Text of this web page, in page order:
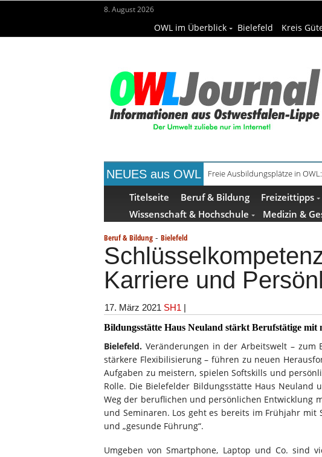
8. August 2026
OWL im Überblick Bielefeld Kreis
NEUES aus OWL
Freie Ausbildungsplätze in
Recyclingpapier in Küche und
Titelseite Beruf & Bildung Freizeittipps
Wissenschaft & Hochschule
Medizin &
Beruf & Bildung - Bielefeld
Karriere und
17. März 2021 SH1 |
Bildungsstätte Haus Neuland stärkt Berufstätige mit
Bielefeld. Veränderungen in der Arbeitswelt –
stärkere Flexibilisierung – führen zu neuen
Aufgaben zu meistern, spielen Softskills und
Rolle. Die Bielefelder Bildungsstätte Haus
Weg der beruflichen und persönlichen Entwicklung
und Seminaren. Los geht es bereits im Frühjahr mit
und „gesunde Führung“.
Umgeben von Smartphone, Laptop und Co. sind